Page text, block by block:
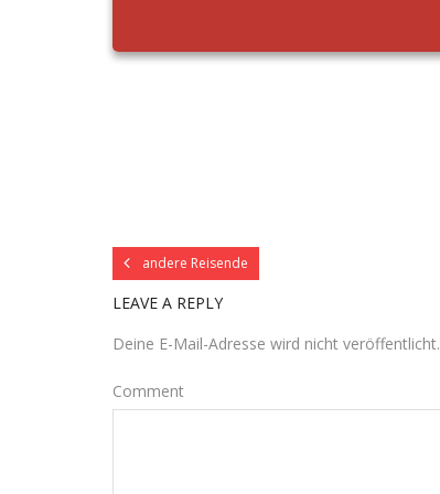
andere Reisende
LEAVE A REPLY
Deine E-Mail-Adresse wird nicht veröffentlicht.
Comment